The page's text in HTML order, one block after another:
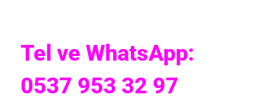
Tel ve WhatsApp:
0537 953 32 97